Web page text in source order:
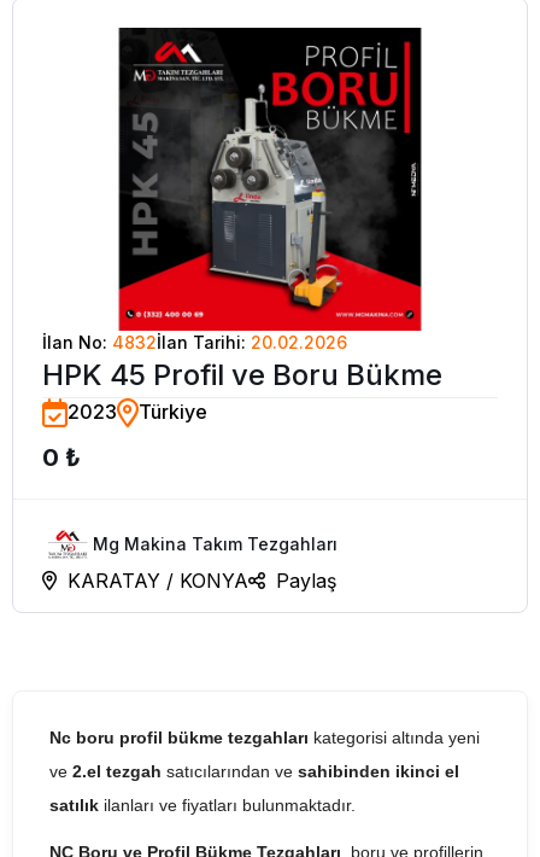
İlan No: 4832İlan Tarihi: 20.02.2026
HPK 45 Profil ve Boru Bükme
2023 Türkiye
0 ₺
Mg Makina Takım Tezgahları
KARATAY / KONYA Paylaş
Nc boru profil bükme tezgahları kategorisi altında yeni
ve 2.el tezgah satıcılarından ve sahibinden ikinci el
satılık ilanları ve fiyatları bulunmaktadır.
NC Boru ve Profil Bükme Tezgahları , boru ve profillerin